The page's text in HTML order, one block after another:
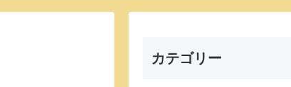
カテゴリー